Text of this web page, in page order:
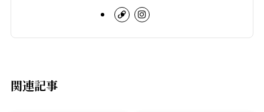
関連記事